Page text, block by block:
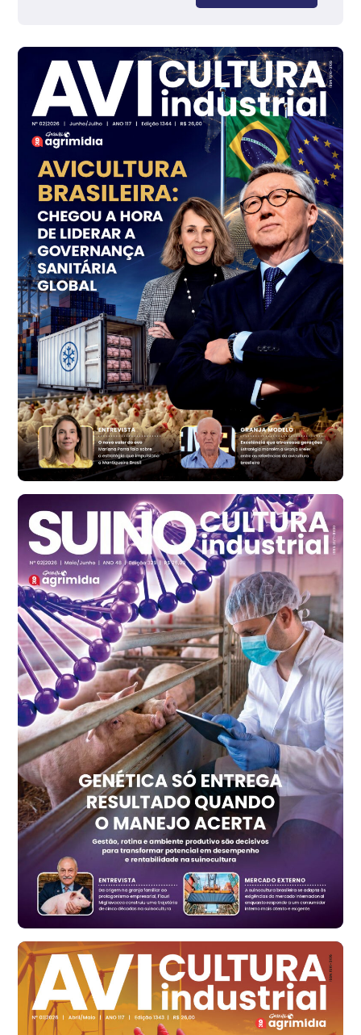
Ovo Branco - Regional
Branco
R$ 145,34
cx
Ovo Vermelho - Regional
Grande São Paulo (SP)
R$ 155,59
cx
Ovo Vermelho - Regional
Vermelho
R$ 159,31
cx
Ovo Branco - Regional
Bastos (SP)
R$ 134,40
cx
Ovo Vermelho - Regional
Bastos (SP)
R$ 147,87
cx
Frango - Indicador
SP
R$ 7,13
kg
Frango - Indicador
SP
R$ 7,15
kg
Trigo Atacado - Regional
PR
R$ 1.414,20
t
Trigo Atacado - Regional
RS
R$ 1.314,40
t
Ovo Vermelho - Regional
Vermelho
R$ 171,15
Ovo Branco - Regional
Santa Maria do Jetibá (ES)
R$ 139,43
cx
Ovo Branco - Regional
Recife (PE)
R$ 149,79